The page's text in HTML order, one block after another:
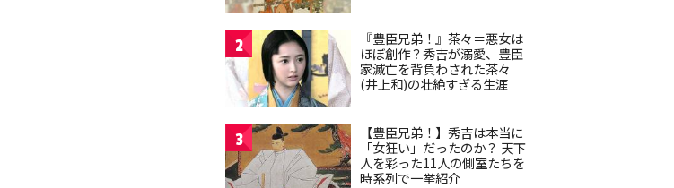
2
『豊臣兄弟！』茶々＝悪女は
ほぼ創作？秀吉が溺愛、豊臣
家滅亡を背負わされた茶々
(井上和)の壮絶すぎる生涯
3
【豊臣兄弟！】秀吉は本当に
「女狂い」だったのか？ 天下
人を彩った11人の側室たちを
時系列で一挙紹介